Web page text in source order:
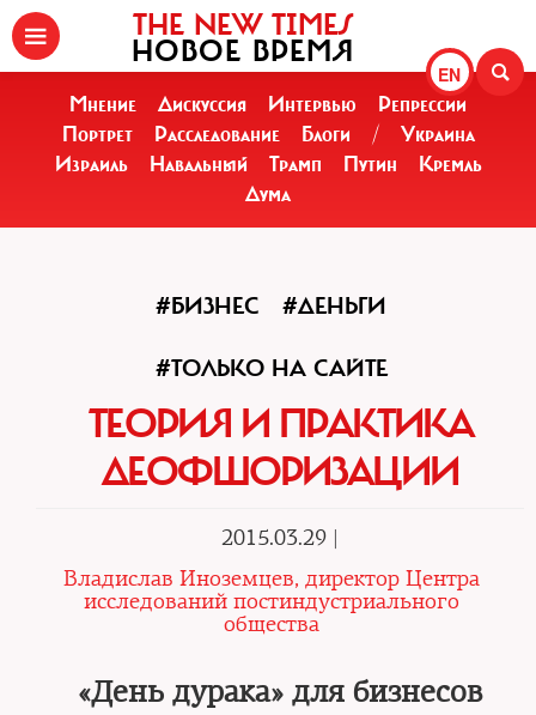
EN
THE NEW TIMES
НОВОЕ ВРЕМЯ
Мнение Дискуссия Интервью
Репрессии
Портрет
Расследование Блоги /
Украина
Израиль
Навальный Трамп Путин
Кремль
Дума
#БИЗНЕС #ДЕНЬГИ
#ТОЛЬКО НА САЙТЕ
ТЕОРИЯ И ПРАКТИКА
ДЕОФШОРИЗАЦИИ
2015.03.29 |
Владислав Иноземцев, директор Центра
исследований постиндустриального
общества
«День дурака» для бизнесов